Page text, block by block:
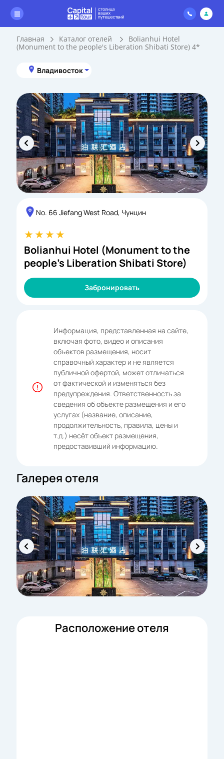
Главная Каталог отелей
Bolianhui Hotel
(Monument to the people's Liberation Shibati Store) 4*
Владивосток
No. 66 Jiefang West Road, Чунцин
Bolianhui Hotel (Monument to the
people's Liberation Shibati Store)
Забронировать
Информация, представленная на сайте,
включая фото, видео и описания
объектов размещения, носит
справочный характер и не является
публичной офертой, может отличаться
от фактической и изменяться без
предупреждения. Ответственность за
сведения об объекте размещения и его
услугах (название, описание,
продолжительность, правила, цены и
т.д.) несёт объект размещения,
предоставивший информацию.
Галерея отеля
Расположение отеля